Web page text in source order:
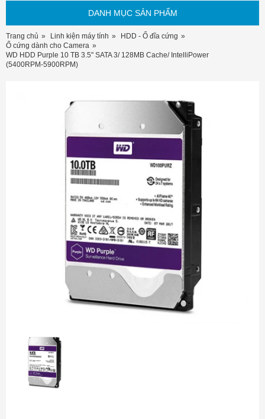
DANH MỤC SẢN PHẨM
Trang chủ Linh kiện máy tính
HDD - Ổ đĩa cứng
Ổ cứng dành cho Camera
WD HDD Purple 10 TB 3.5" SATA 3/ 128MB Cache/ IntelliPower
(5400RPM-5900RPM)